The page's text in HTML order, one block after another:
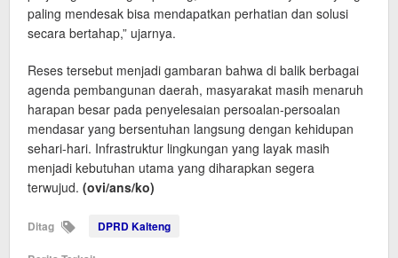
paling mendesak bisa mendapatkan perhatian dan solusi
secara bertahap,” ujarnya.
Reses tersebut menjadi gambaran bahwa di balik berbagai
agenda pembangunan daerah, masyarakat masih menaruh
harapan besar pada penyelesaian persoalan-persoalan
mendasar yang bersentuhan langsung dengan kehidupan
sehari-hari. Infrastruktur lingkungan yang layak masih
menjadi kebutuhan utama yang diharapkan segera
terwujud. (ovi/ans/ko)
Ditag DPRD Kalteng